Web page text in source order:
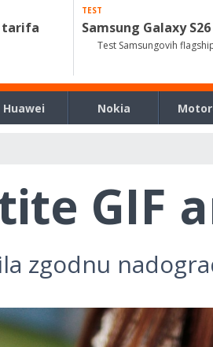
tarifa
TEST
Samsung Galaxy S26
Test Samsungovih
Huawei Nokia
GIF
zgodnu